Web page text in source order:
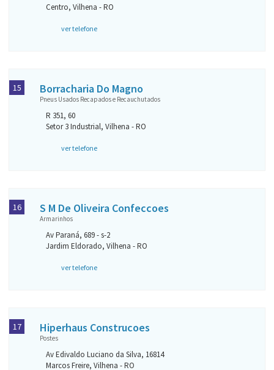
Centro, Vilhena - RO
ver telefone
Borracharia Do Magno
Pneus Usados Recapados e Recauchutados
R 351, 60
Setor 3 Industrial, Vilhena - RO
ver telefone
15
S M De Oliveira Confeccoes
Armarinhos
Av Paraná, 689 - s-2
Jardim Eldorado, Vilhena - RO
ver telefone
16
Hiperhaus Construcoes
Postes
Av Edivaldo Luciano da Silva, 16814
Marcos Freire, Vilhena - RO
17